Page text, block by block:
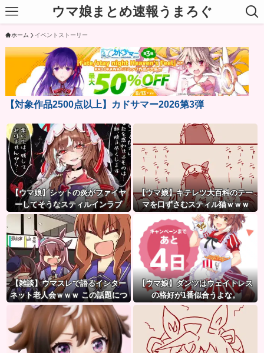
ウマ娘まとめ速報うまろぐ
ホーム イベントストーリー
【対象作品2500点以上】カドサマー2026第3弾
【ウマ娘】シットの炎がファイヤ
ーしてそうなスティルインラブ
（セーラーマーズ衣装）
【ウマ娘】キテレツ大百科のテー
マを口ずさむスティル猫ｗｗｗ
「何ィーーーーー!!?（ガビー
ン）」
【雑談】ウマスレで語るインター
ネット老人会ｗｗｗ この話題につ
いていけないってマジ…！？
【ウマ娘】ダンツはウェイトレス
の格好が1番似合うよな。